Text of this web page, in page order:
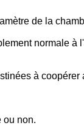
de la
normale à
à
ou non.